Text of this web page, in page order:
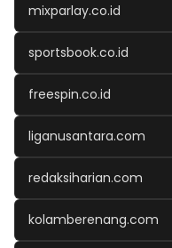
mixparlay.co.id
sportsbook.co.id
freespin.co.id
liganusantara.com
redaksiharian.com
kolamberenang.com